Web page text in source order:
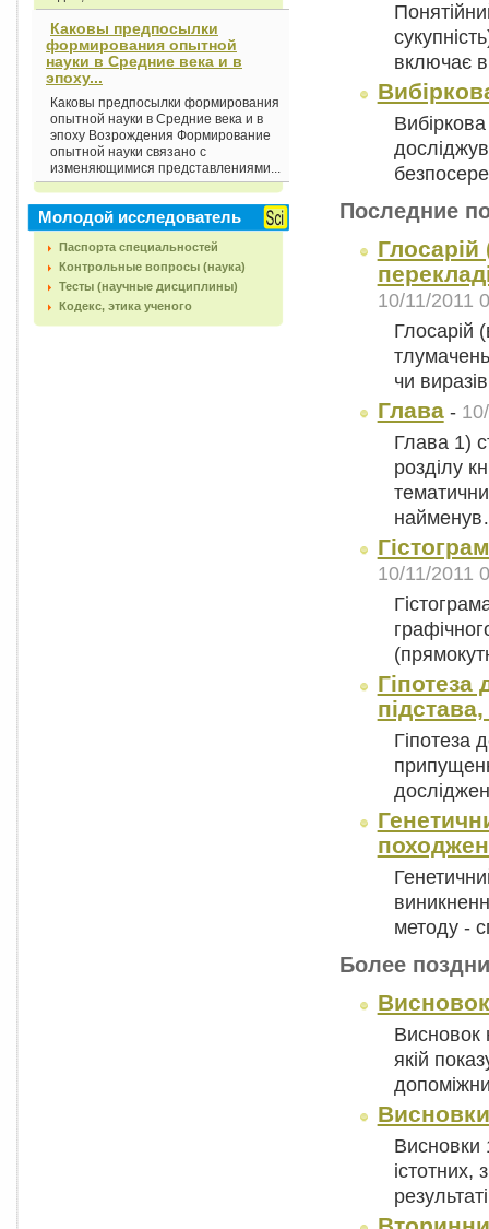
Каковы предпосылки
формирования опытной
науки в Средние века и в
эпоху...
Каковы предпосылки формирования
опытной науки в Средние века и в
эпоху Возрождения Формирование
опытной науки связано с
изменяющимися представлениями...
Молодой исследователь
Паспорта специальностей
Контрольные вопросы (наука)
Тесты (научные дисциплины)
Кодекс, этика ученого
включає
Вибіркова
Последние
10/11/2011
Глосарій
чи
Глава-
Глава 1)
розділу
10/11/2011
Гіпотеза
методу -
Более
Висновок
якій
Висновки
Висновки
істотних,